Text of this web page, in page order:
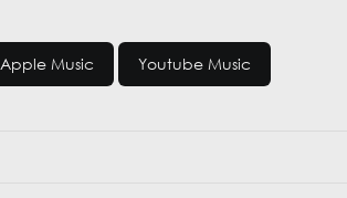
Apple Music Youtube Music